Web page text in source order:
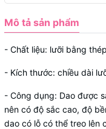
Mô tả sản phẩm
- Chất liệu: lưỡi bằng
- Kích thước: chiều dài
- Công dụng: Dao được
nên có độ sắc cao, độ
dao có lỗ có thể treo lên